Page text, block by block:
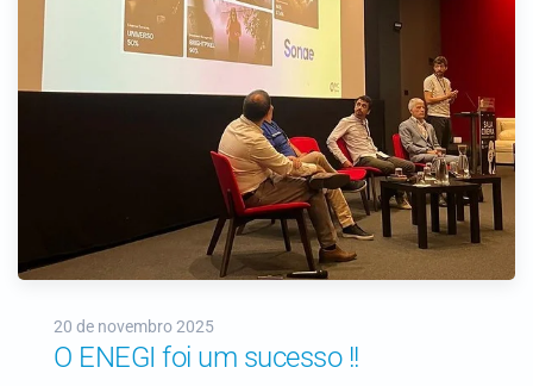
20 de novembro 2025
O ENEGI foi um sucesso !!